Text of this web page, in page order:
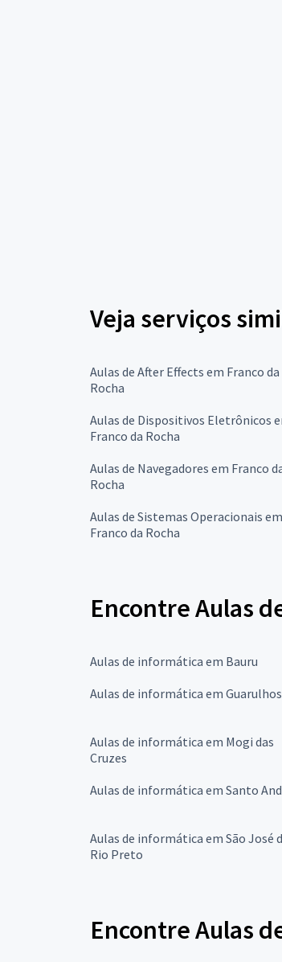
Veja serviços
Aulas de After Effects em Franco da
Rocha
Aulas de Dispositivos Eletrônicos
Franco da Rocha
Aulas de Navegadores em Franco
Rocha
Aulas de Sistemas Operacionais em
Franco da Rocha
Encontre Aulas
Aulas de informática em Bauru
Aulas de informática em Guarulhos
Aulas de informática em Mogi das
Cruzes
Aulas de informática em Santo
Aulas de informática em São José
Rio Preto
Encontre Aulas